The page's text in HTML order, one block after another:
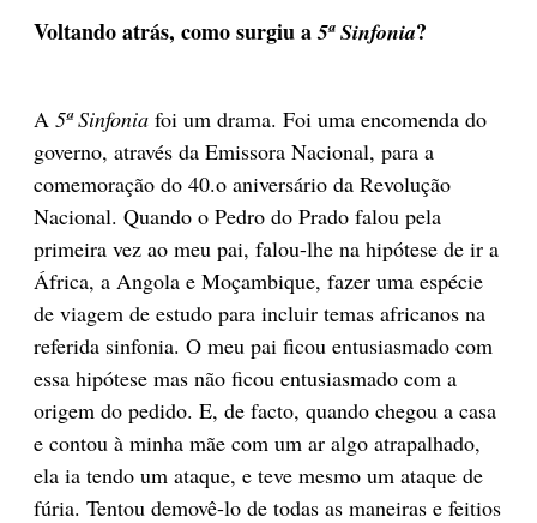
Voltando atrás, como surgiu a5ª Sinfonia?
A 5ª Sinfonia foi um drama. Foi uma encomenda do
governo, através da Emissora Nacional, para a
comemoração do 40.o aniversário da Revolução
Nacional. Quando o Pedro do Prado falou pela
primeira vez ao meu pai, falou-lhe na hipótese de ir a
África, a Angola e Moçambique, fazer uma espécie
de viagem de estudo para incluir temas africanos na
referida sinfonia. O meu pai ficou entusiasmado com
essa hipótese mas não ficou entusiasmado com a
origem do pedido. E, de facto, quando chegou a casa
e contou à minha mãe com um ar algo atrapalhado,
ela ia tendo um ataque, e teve mesmo um ataque de
fúria. Tentou demovê-lo de todas as maneiras e feitios